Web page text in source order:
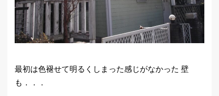
最初は色褪せて明るくしまった感じがなかった 壁
も．．．